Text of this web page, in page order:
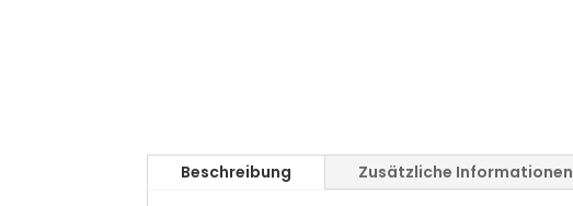
Beschreibung Zusätzliche Informationen